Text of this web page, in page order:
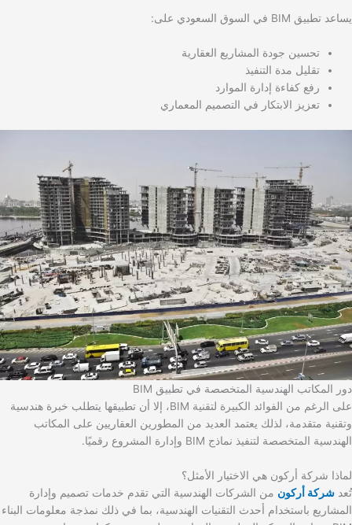
يساعد تطبيق BIM في السوق السعودي على:
تحسين جودة المشاريع العقارية
تقليل مدة التنفيذ
رفع كفاءة إدارة الموارد
تعزيز الابتكار في التصميم المعماري
دور المكاتب الهندسية المتخصصة في تطبيق BIM
على الرغم من الفوائد الكبيرة لتقنية BIM، إلا أن تطبيقها يتطلب خبرة هندسية
وتقنية متقدمة، لذلك يعتمد العديد من المطورين العقاريين على المكاتب
الهندسية المتخصصة لتنفيذ نماذج BIM وإدارة المشروع رقميًا.
لماذا شركة أركون هي الاختيار الأمثل؟
تُعد شركة أركون من الشركات الهندسية التي تقدم خدمات تصميم وإدارة
المشاريع باستخدام أحدث التقنيات الهندسية، بما في ذلك نمذجة معلومات البناء